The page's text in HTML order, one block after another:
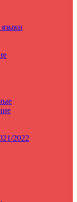
2022